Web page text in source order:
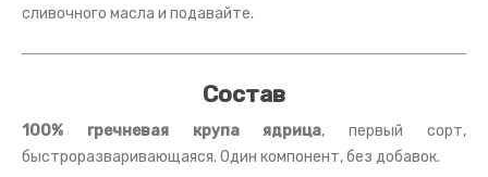
сливочного масла и подавайте.
Состав
100% гречневая крупа ядрица, первый сорт,
быстроразваривающаяся. Один компонент, без добавок.